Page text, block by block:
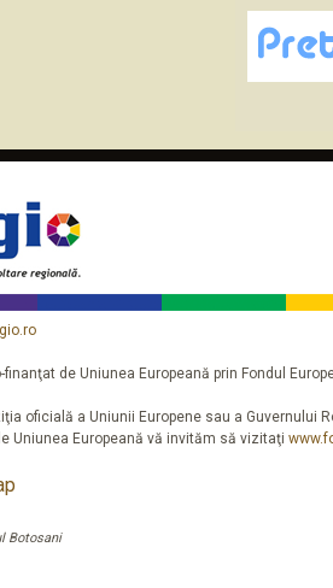
de Uniunea Europeană prin Fondul
oficială a Uniunii Europene sau a Guvernului
Uniunea Europeană vă invităm să vizitaţi
Botosani